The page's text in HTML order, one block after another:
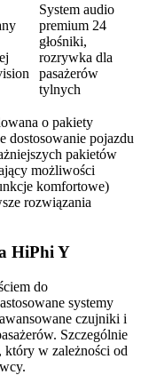
System audio
premium 24
głośniki,
rozrywka dla
pasażerów
tylnych
o pakiety
dostosowanie pojazdu
pakietów
możliwości
komfortowe)
rozwiązania
HiPhi Y
do
systemy
czujniki i
Szczególnie
który w zależności od